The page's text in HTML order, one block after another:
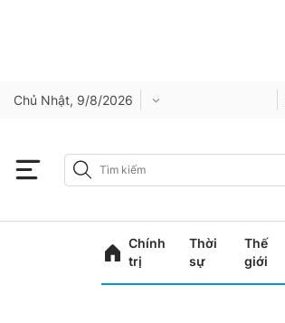
Chủ Nhật, 9/8/2026
Chính
trị
Thời
sự
Thế
giới